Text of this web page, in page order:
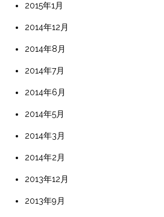
2015年1月
2014年12月
2014年8月
2014年7月
2014年6月
2014年5月
2014年3月
2014年2月
2013年12月
2013年9月